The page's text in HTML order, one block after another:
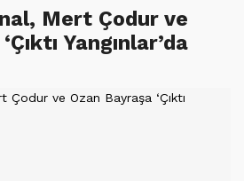
Mert Çodur ve
Yangınlar’da